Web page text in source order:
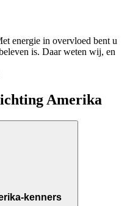
energie in overvloed bent u
is. Daar weten wij, en
Amerika
kenners